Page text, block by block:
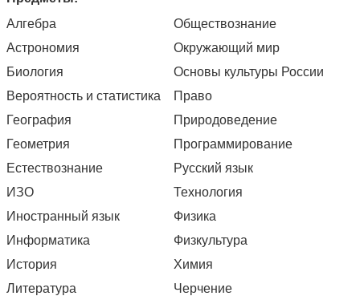
Алгебра
Астрономия
Биология
Вероятность и статистика
География
Геометрия
Естествознание
ИЗО
Иностранный язык
Информатика
История
Литература
Обществознание
Окружающий мир
Основы культуры России
Право
Природоведение
Программирование
Русский язык
Технология
Физика
Физкультура
Химия
Черчение